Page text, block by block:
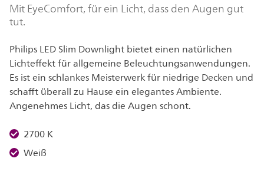
Mit EyeComfort, für ein Licht, dass den Augen gut
tut.
Philips LED Slim Downlight bietet einen natürlichen
Lichteffekt für allgemeine Beleuchtungsanwendungen.
Es ist ein schlankes Meisterwerk für niedrige Decken und
schafft überall zu Hause ein elegantes Ambiente.
Angenehmes Licht, das die Augen schont.
2700 K
Weiß